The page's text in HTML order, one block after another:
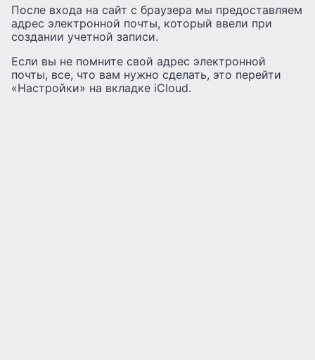
После входа на сайт с браузера мы предоставляем
адрес электронной почты, который ввели при
создании учетной записи.
Если вы не помните свой адрес электронной
почты, все, что вам нужно сделать, это перейти
«Настройки» на вкладке iCloud.